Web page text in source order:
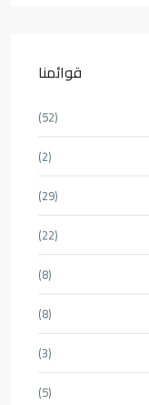
قوائمنا
(52)
(2)
(29)
(22)
(8)
(8)
(3)
(5)